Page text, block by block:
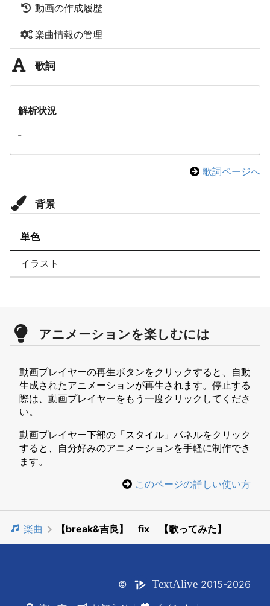
動画の作成履歴
楽曲情報の管理
歌詞
解析状況
-
歌詞ページへ
背景
単色
イラスト
アニメーションを楽しむには
動画プレイヤーの再生ボタンをクリックすると、自動
生成されたアニメーションが再生されます。停止する
際は、動画プレイヤーをもう一度クリックしてくださ
い。
動画プレイヤー下部の「スタイル」パネルをクリック
すると、自分好みのアニメーションを手軽に制作でき
ます。
このページの詳しい使い方
楽曲 【break&吉良】 fix 【歌ってみた】
© TextAlive 2015-2026